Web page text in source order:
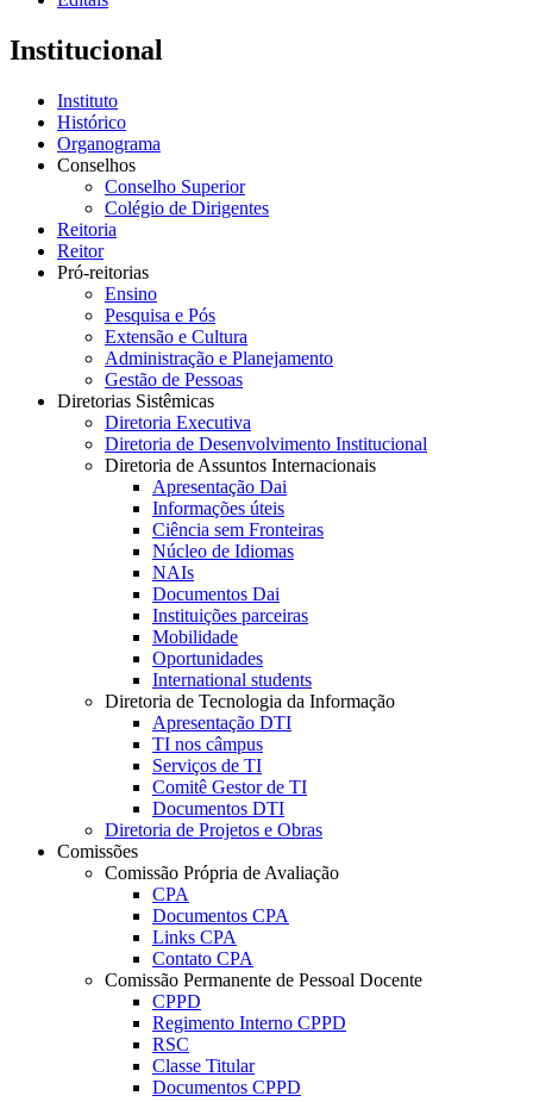
Institucional
Instituto
Histórico
Organograma
Conselhos
Conselho Superior
Colégio de Dirigentes
Reitoria
Reitor
Pró-reitorias
Ensino
Pesquisa e Pós
Extensão e Cultura
Administração e Planejamento
Gestão de Pessoas
Diretorias Sistêmicas
Diretoria Executiva
Diretoria de Desenvolvimento Institucional
Diretoria de Assuntos Internacionais
Apresentação Dai
Informações úteis
Ciência sem Fronteiras
Núcleo de Idiomas
NAIs
Documentos Dai
Instituições parceiras
Mobilidade
Oportunidades
International students
Diretoria de Tecnologia da Informação
Apresentação DTI
TI nos câmpus
Serviços de TI
Comitê Gestor de TI
Documentos DTI
Diretoria de Projetos e Obras
Comissões
Comissão Própria de Avaliação
CPA
Documentos CPA
Links CPA
Contato CPA
Comissão Permanente de Pessoal Docente
CPPD
Regimento Interno CPPD
RSC
Classe Titular
Documentos CPPD